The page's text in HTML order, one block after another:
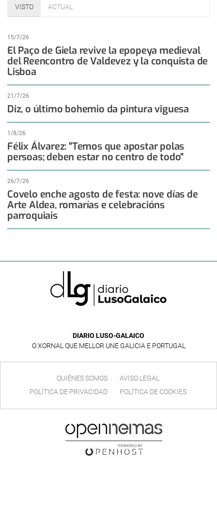
VISTO ACTUAL
15/7/26
El Paço de Giela revive la epopeya medieval
del Reencontro de Valdevez y la conquista de
Lisboa
21/7/26
Diz, o último bohemio da pintura viguesa
1/8/26
Félix Álvarez: "Temos que apostar polas
persoas; deben estar no centro de todo"
26/7/26
Covelo enche agosto de festa: nove días de
Arte Aldea, romarías e celebracións
parroquiais
DIARIO LUSO-GALAICO
O XORNAL QUE MELLOR UNE GALICIA E PORTUGAL
QUIÉNES SOMOS
AVISO LEGAL
POLÍTICA DE PRIVACIDAD
POLÍTICA DE COOKIES